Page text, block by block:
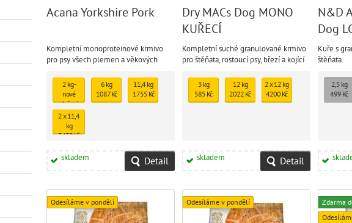
Acana Yorkshire Pork
Kompletní monoproteinové krmivo
pro psy všech plemen a věkových
2 kg -
nové
složení
494 Kč
6 kg
1087 Kč
11,4 kg
1755 Kč
2 x 11,4
kg
3450 Kč
skladem Detail
Dry MACs Dog MONO
KUŘECÍ
Kompletní suché granulované krmivo
pro štěňata, rostoucí psy, březí a kojící
3 kg
585 Kč
12 kg
2022 Kč
2 x 12 kg
4200 Kč
skladem Detail
N&D
Dog
Oats
Kuře s
štěňata.
2,5 kg
499 Kč
Odesíláme v pondělí Odesíláme v pondělí
Zdarma